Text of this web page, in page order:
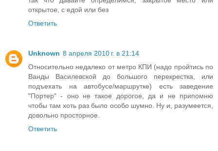
открытое, с едой или без
Ответить
Unknown 8 апреля 2010 г. в 21:14
Относительно недалеко от метро КПИ (надо пройтись по
Ванды Василевской до большого перекрестка, или
подъехать на автобусе/маршрутке) есть заведение
"Портер" - оно не такое дорогое, да и не припомню
чтобы там хоть раз было особо шумно. Ну и, разумеется,
довольно просторное.
Ответить